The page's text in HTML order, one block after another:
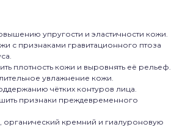
упругости и эластичности кожи.
с признаками гравитационного птоза
плотность кожи и выровнять её рельеф.
увлажнение кожи.
чётких контуров лица.
признаки преждевременного
кремний и гиалуроновую